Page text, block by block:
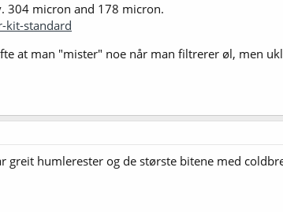
304 micron and 178 micron.
kit-standard
at man "mister" noe når man filtrerer øl, men
humlerester og de største bitene med